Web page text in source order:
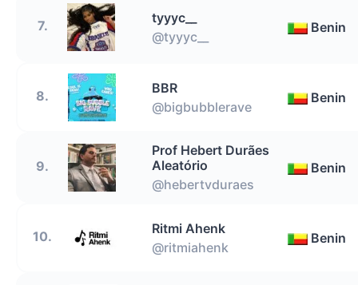
7.
tyyyc__
@tyyyc__
Benin
8.
BBR
@bigbubblerave
Benin
9.
Prof Hebert Durães
Aleatório
@hebertvduraes
Benin
10.
Ritmi Ahenk
@ritmiahenk
Benin